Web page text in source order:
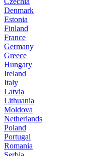
Denmark
Estonia
Finland
France
Germany
Greece
Hungary
Ireland
Italy
Latvia
Lithuania
Moldova
Netherlands
Poland
Portugal
Romania